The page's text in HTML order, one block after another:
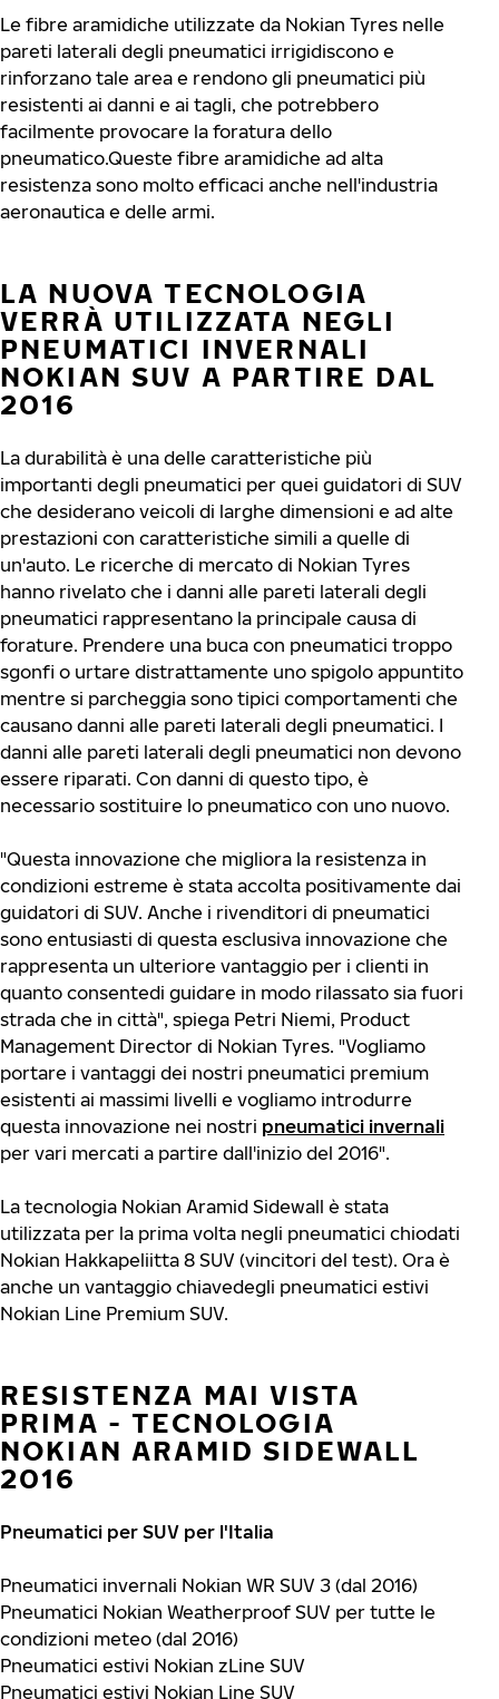
Le fibre aramidiche utilizzate da Nokian Tyres nelle
pareti laterali degli pneumatici irrigidiscono e
rinforzano tale area e rendono gli pneumatici più
resistenti ai danni e ai tagli, che potrebbero
facilmente provocare la foratura dello
pneumatico.Queste fibre aramidiche ad alta
resistenza sono molto efficaci anche nell'industria
aeronautica e delle armi.
LA NUOVA TECNOLOGIA
VERRÀ UTILIZZATA NEGLI
PNEUMATICI INVERNALI
NOKIAN SUV A PARTIRE DAL
2016
La durabilità è una delle caratteristiche più
importanti degli pneumatici per quei guidatori di SUV
che desiderano veicoli di larghe dimensioni e ad alte
prestazioni con caratteristiche simili a quelle di
un'auto. Le ricerche di mercato di Nokian Tyres
hanno rivelato che i danni alle pareti laterali degli
pneumatici rappresentano la principale causa di
forature. Prendere una buca con pneumatici troppo
sgonfi o urtare distrattamente uno spigolo appuntito
mentre si parcheggia sono tipici comportamenti che
causano danni alle pareti laterali degli pneumatici. I
danni alle pareti laterali degli pneumatici non devono
essere riparati. Con danni di questo tipo, è
necessario sostituire lo pneumatico con uno nuovo.
"Questa innovazione che migliora la resistenza in
condizioni estreme è stata accolta positivamente dai
guidatori di SUV. Anche i rivenditori di pneumatici
sono entusiasti di questa esclusiva innovazione che
rappresenta un ulteriore vantaggio per i clienti in
quanto consentedi guidare in modo rilassato sia fuori
strada che in città", spiega Petri Niemi, Product
Management Director di Nokian Tyres. "Vogliamo
portare i vantaggi dei nostri pneumatici premium
esistenti ai massimi livelli e vogliamo introdurre
questa innovazione nei nostri pneumatici invernali
per vari mercati a partire dall'inizio del 2016".
La tecnologia Nokian Aramid Sidewall è stata
utilizzata per la prima volta negli pneumatici chiodati
Nokian Hakkapeliitta 8 SUV (vincitori del test). Ora è
anche un vantaggio chiavedegli pneumatici estivi
Nokian Line Premium SUV.
RESISTENZA MAI VISTA
PRIMA - TECNOLOGIA
NOKIAN ARAMID SIDEWALL
2016
Pneumatici per SUV per l'Italia
Pneumatici invernali Nokian WR SUV 3 (dal 2016)
Pneumatici Nokian Weatherproof SUV per tutte le
condizioni meteo (dal 2016)
Pneumatici estivi Nokian zLine SUV
Pneumatici estivi Nokian Line SUV